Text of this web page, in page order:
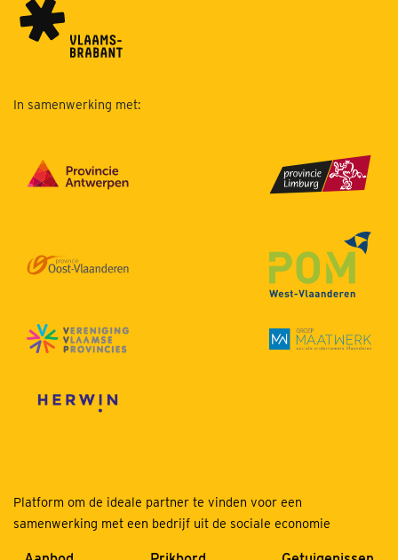
In samenwerking met:
Platform om de ideale partner te vinden voor een
samenwerking met een bedrijf uit de sociale economie